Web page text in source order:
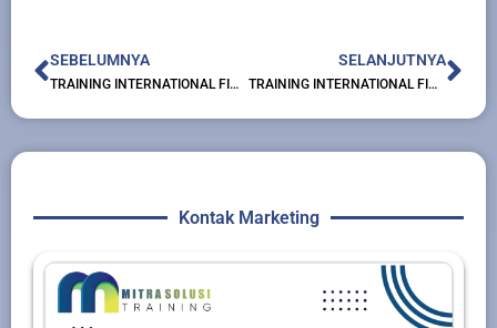
Prev
SEBELUMNYA
TRAINING INTERNATIONAL FINANCIAL REPORTING STANDARD IFRS
SELANJUTNYA
TRAINING INTERNATIONAL FINANCIAL REPORTING STANDARD
Kontak Marketing